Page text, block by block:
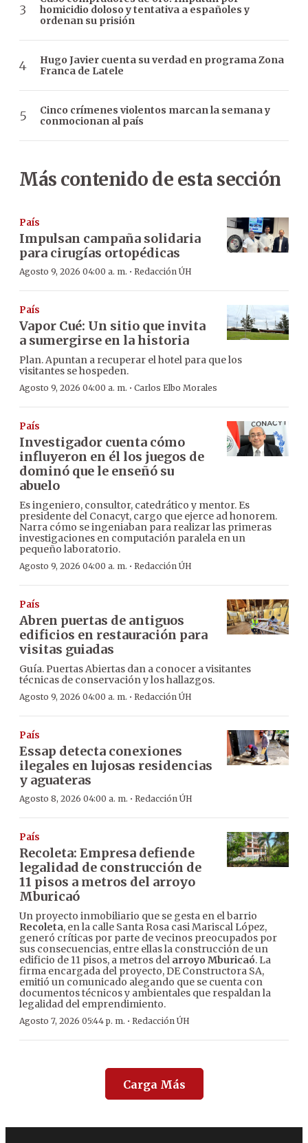
homicidio doloso y tentativa a españoles y
ordenan su prisión
Hugo Javier cuenta su verdad en programa Zona
Franca de Latele
Cinco crímenes violentos marcan la semana y
conmocionan al país
Más contenido de esta sección
País
Impulsan campaña solidaria
para cirugías ortopédicas
Agosto 9, 2026 04:00 a. m. · Redacción ÚH
País
Vapor Cué: Un sitio que invita
a sumergirse en la historia
Plan. Apuntan a recuperar el hotel para que los
visitantes se hospeden.
Agosto 9, 2026 04:00 a. m. · Carlos Elbo Morales
País
Investigador cuenta cómo
influyeron en él los juegos de
dominó que le enseñó su
abuelo
Es ingeniero, consultor, catedrático y mentor. Es
presidente del Conacyt, cargo que ejerce ad honorem.
Narra cómo se ingeniaban para realizar las primeras
investigaciones en computación paralela en un
pequeño laboratorio.
Agosto 9, 2026 04:00 a. m. · Redacción ÚH
País
Abren puertas de antiguos
edificios en restauración para
visitas guiadas
Guía. Puertas Abiertas dan a conocer a visitantes
técnicas de conservación y los hallazgos.
Agosto 9, 2026 04:00 a. m. · Redacción ÚH
País
Essap detecta conexiones
ilegales en lujosas residencias
y aguateras
Agosto 8, 2026 04:00 a. m. · Redacción ÚH
País
Recoleta: Empresa defiende
legalidad de construcción de
11 pisos a metros del arroyo
Mburicaó
Un proyecto inmobiliario que se gesta en el barrio
Recoleta, en la calle Santa Rosa casi Mariscal López,
generó críticas por parte de vecinos preocupados por
sus consecuencias, entre ellas la construcción de un
edificio de 11 pisos, a metros del arroyo Mburicaó. La
firma encargada del proyecto, DE Constructora SA,
emitió un comunicado alegando que se cuenta con
documentos técnicos y ambientales que respaldan la
legalidad del emprendimiento.
Agosto 7, 2026 05:44 p. m. · Redacción ÚH
Carga Más